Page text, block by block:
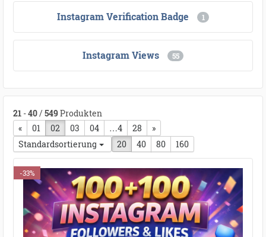
Instagram Verification Badge 1
Instagram Views 55
21 -40/ 549Produkten
« vorherige Seite
01 02 03 04 …4 28 nächste Seite
»
Standardsortierung
20 40 80 160
-33%